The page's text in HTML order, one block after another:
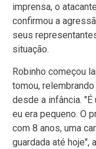
imprensa, o
confirmou a
seus
situação.
Robinho começou
tomou,
desde a infância.
eu era pequeno. O
com 8 anos, uma
guardada até hoje",